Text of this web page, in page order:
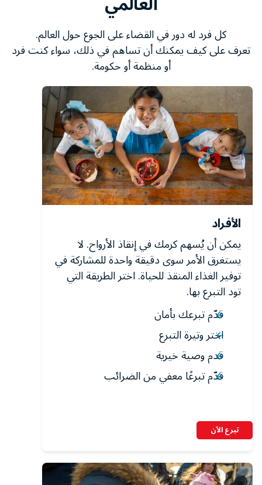
كل فرد له دور في القضاء على الجوع حول العالم.
تعرف على كيف يمكنك أن تساهم في ذلك، سواء كنت فرد
أو منظمة أو حكومة.
الأفراد
يمكن أن يُسهم كرمك في إنقاذ الأرواح. لا
يستغرق الأمر سوى دقيقة واحدة للمشاركة في
توفير الغذاء المنقذ للحياة. اختر الطريقة التي
تود التبرع بها.
قدّم تبرعك بأمان
اختر وتيرة التبرع
قدم وصية خيرية
قدّم تبرعًا معفي من الضرائب
تبرع الآن